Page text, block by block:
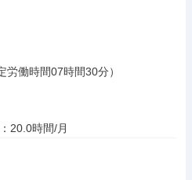
働時間07時間30分）
20.0時間/月